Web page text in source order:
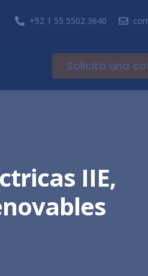
+52 1 55 5502 3640
Solicita una
IIE,